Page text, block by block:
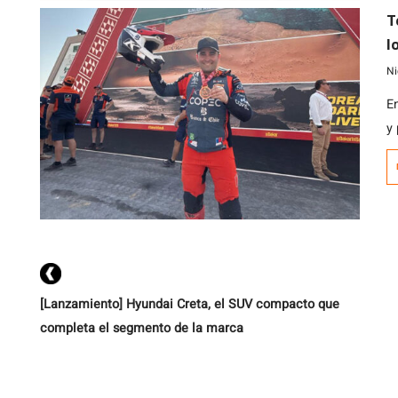
y
[Lanzamiento] Hyundai Creta, el SUV compacto que
completa el segmento de la marca